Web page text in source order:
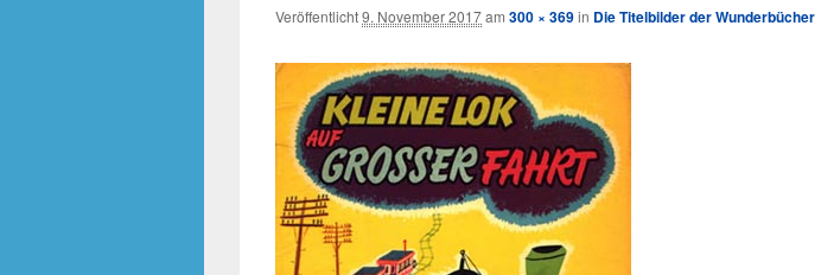
Veröffentlicht9. November 2017am 300 × 369in Die Titelbilder der Wunderbücher